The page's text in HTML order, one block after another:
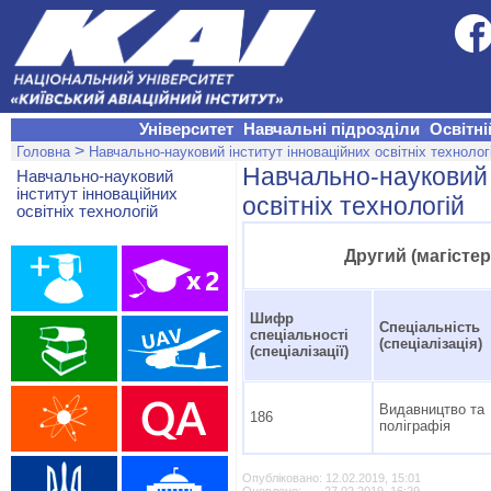
Університет Навчальні підрозділи
Головна > Навчально-науковий інститут інноваційних освітніх
Навчально-науковий
освітніх технологій
Другий
Шифр
спеціальності
(спеціалізації)
Спеціальність
(спеціалізація)
186
Видавництво та
поліграфія
Опубліковано: 12.02.2019, 15:01
Навчально-науковий
інститут інноваційних
освітніх технологій